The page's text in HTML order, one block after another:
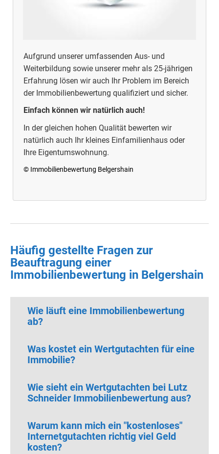
Aufgrund unserer umfassenden Aus- und
Weiterbildung sowie unserer mehr als 25-jährigen
Erfahrung lösen wir auch Ihr Problem im Bereich
der Immobilienbewertung qualifiziert und sicher.
Einfach können wir natürlich auch!
In der gleichen hohen Qualität bewerten wir
natürlich auch Ihr kleines Einfamilienhaus oder
Ihre Eigentumswohnung.
© Immobilienbewertung Belgershain
Häufig gestellte Fragen zur
Beauftragung einer
Immobilienbewertung in Belgershain
Wie läuft eine Immobilienbewertung
ab?
Was kostet ein Wertgutachten für eine
Immobilie?
Wie sieht ein Wertgutachten bei Lutz
Schneider Immobilienbewertung aus?
Warum kann mich ein "kostenloses"
Internetgutachten richtig viel Geld
kosten?